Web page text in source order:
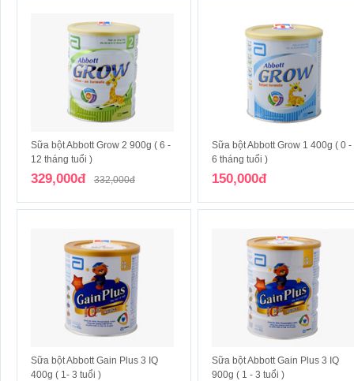
Sữa bột Abbott Grow 2 900g ( 6 -
12 tháng tuổi )
329,000đ 332,000đ
Sữa bột Abbott Grow 1 400g ( 0 -
6 tháng tuổi )
150,000đ
Sữa bột Abbott Gain Plus 3 IQ
400g ( 1- 3 tuổi )
Sữa bột Abbott Gain Plus 3 IQ
900g ( 1 - 3 tuổi )